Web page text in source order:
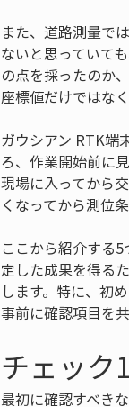
また、道路測量で
ないと思っていて
の点を採ったのか
座標値だけではな
ガウシアン RTK端
ろ、作業開始前に
現場に入ってから
くなってから測位
ここから紹介する
定した成果を得る
します。特に、初
事前に確認項目を
チェック
最初に確認すべき